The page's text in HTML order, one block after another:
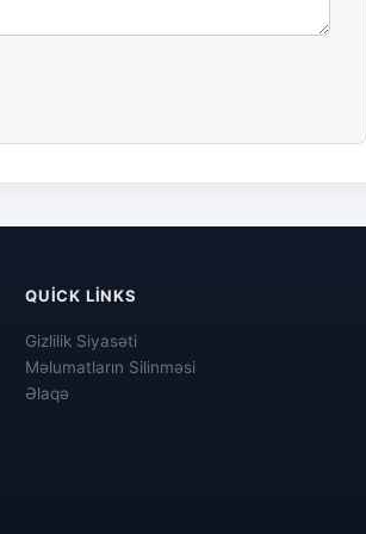
QUICK LINKS
Gizlilik Siyasəti
Məlumatların Silinməsi
Əlaqə